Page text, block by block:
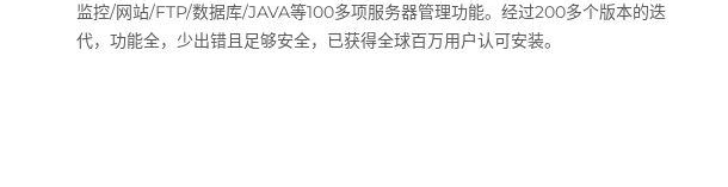
监控/网站/FTP/数据库/JAVA等100多项服务器管理功能。经过200多个版本的迭
代，功能全，少出错且足够安全，已获得全球百万用户认可安装。